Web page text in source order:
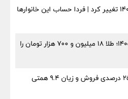
زمان واریز کالابرگ مرداد ۱۴۰۵ تغییر کرد | فردا حساب این خانوارها
قیمت طلا امروز ۱۵ مرداد ۱۴۰۵؛ طلا ۱۸ میلیون و ۷۰۰ هزار تومان را
سایپا زیر تیغ اعداد؛ افت ۲۵ درصدی فروش و زیان ۹.۴ همتی